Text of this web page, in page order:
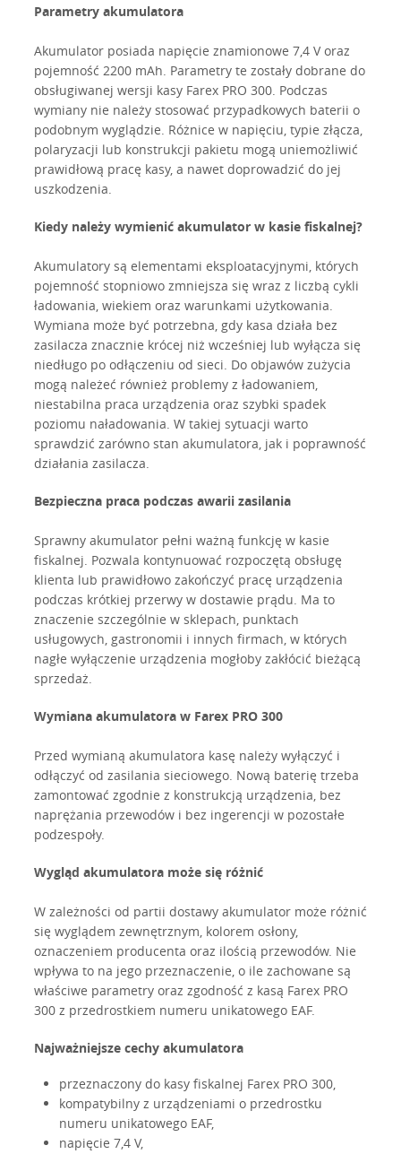
Parametry akumulatora
Akumulator posiada napięcie znamionowe 7,4 V oraz
pojemność 2200 mAh. Parametry te zostały dobrane do
obsługiwanej wersji kasy Farex PRO 300. Podczas
wymiany nie należy stosować przypadkowych baterii o
podobnym wyglądzie. Różnice w napięciu, typie złącza,
polaryzacji lub konstrukcji pakietu mogą uniemożliwić
prawidłową pracę kasy, a nawet doprowadzić do jej
uszkodzenia.
Kiedy należy wymienić akumulator w kasie fiskalnej?
Akumulatory są elementami eksploatacyjnymi, których
pojemność stopniowo zmniejsza się wraz z liczbą cykli
ładowania, wiekiem oraz warunkami użytkowania.
Wymiana może być potrzebna, gdy kasa działa bez
zasilacza znacznie krócej niż wcześniej lub wyłącza się
niedługo po odłączeniu od sieci. Do objawów zużycia
mogą należeć również problemy z ładowaniem,
niestabilna praca urządzenia oraz szybki spadek
poziomu naładowania. W takiej sytuacji warto
sprawdzić zarówno stan akumulatora, jak i poprawność
działania zasilacza.
Bezpieczna praca podczas awarii zasilania
Sprawny akumulator pełni ważną funkcję w kasie
fiskalnej. Pozwala kontynuować rozpoczętą obsługę
klienta lub prawidłowo zakończyć pracę urządzenia
podczas krótkiej przerwy w dostawie prądu. Ma to
znaczenie szczególnie w sklepach, punktach
usługowych, gastronomii i innych firmach, w których
nagłe wyłączenie urządzenia mogłoby zakłócić bieżącą
sprzedaż.
Wymiana akumulatora w Farex PRO 300
Przed wymianą akumulatora kasę należy wyłączyć i
odłączyć od zasilania sieciowego. Nową baterię trzeba
zamontować zgodnie z konstrukcją urządzenia, bez
naprężania przewodów i bez ingerencji w pozostałe
podzespoły.
Wygląd akumulatora może się różnić
W zależności od partii dostawy akumulator może różnić
się wyglądem zewnętrznym, kolorem osłony,
oznaczeniem producenta oraz ilością przewodów. Nie
wpływa to na jego przeznaczenie, o ile zachowane są
właściwe parametry oraz zgodność z kasą Farex PRO
300 z przedrostkiem numeru unikatowego EAF.
Najważniejsze cechy akumulatora
przeznaczony do kasy fiskalnej Farex PRO 300,
kompatybilny z urządzeniami o przedrostku
numeru unikatowego EAF,
napięcie 7,4 V,